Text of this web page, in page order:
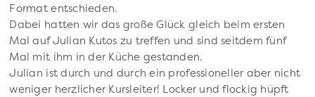
Format entschieden.
Dabei hatten wir das große Glück gleich beim ersten
Mal auf Julian Kutos zu treffen und sind seitdem fünf
Mal mit ihm in der Küche gestanden.
Julian ist durch und durch ein professioneller aber nicht
weniger herzlicher Kursleiter! Locker und flockig hüpft